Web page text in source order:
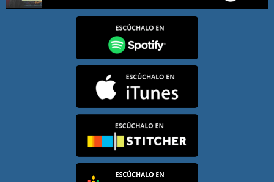
E52–Test para determinar si vas a tener riqueza